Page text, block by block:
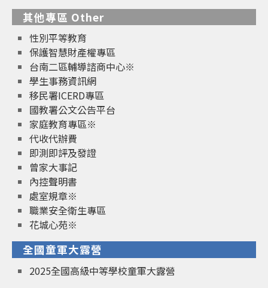
其他專區 Other
性別平等教育
保護智慧財產權專區
台南二區輔導諮商中心※
學生事務資訊網
移民署ICERD專區
國教署公文公告平台
家庭教育專區※
代收代辦費
即測即評及發證
曾家大事記
內控聲明書
處室規章※
職業安全衛生專區
花城心苑※
全國童軍大露營
2025全國高級中等學校童軍大露營